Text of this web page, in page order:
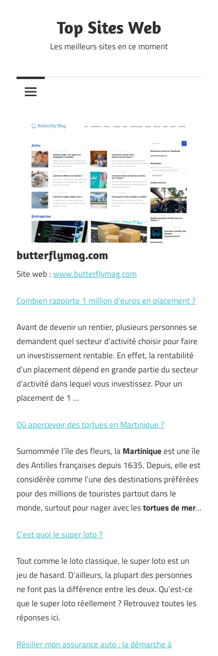
Top Sites Web
Les meilleurs sites en ce moment
butterflymag.com
Site web :www.butterflymag.com
Combien rapporte 1 million d’euros en placement ?
Avant de devenir un rentier, plusieurs personnes se
demandent quel secteur d’activité choisir pour faire
un investissement rentable. En effet, la rentabilité
d’un placement dépend en grande partie du secteur
d’activité dans lequel vous investissez. Pour un
placement de 1 …
Où apercevoir des tortues en Martinique ?
Surnommée l’île des fleurs, laMartiniqueest une île
des Antilles françaises depuis 1635. Depuis, elle est
considérée comme l’une des destinations préférées
pour des millions de touristes partout dans le
monde, surtout pour nager avec lestortues de mer…
C’est quoi le super loto ?
Tout comme le loto classique, le super loto est un
jeu de hasard. D’ailleurs, la plupart des personnes
ne font pas la différence entre les deux. Qu’est-ce
que le super loto réellement ? Retrouvez toutes les
réponses ici.
Résilier mon assurance auto : la démarche à